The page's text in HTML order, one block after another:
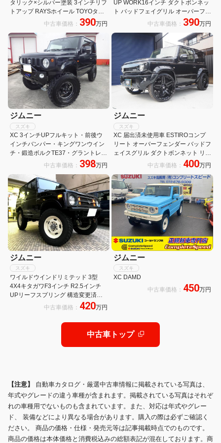
タリック×シルバー塗装 3インチリフ
トアップ RAYSホイール TOYOタイ
ヤ ダムドエアロ リングヘッドライト
9型フルセグナビ
中古車価格： 390万円
UP WORK16インチ ダクトボンネッ
ト バッドフェイグリル オーバーフェ
ンダー リアウイング サイドステップ
カバー
中古車価格： 390万円
ジムニー
スズキ
XC 3インチUPフルキット・前後ウ
インチバンパー・キングワンウイン
チ・鍛造ボルクTE37・グラントレッ
クMT750・50パイワンオフマフラー
アSDナビ&TV&インナーミラー
中古車価格： 398万円
ジムニー
スズキ
XC 届出済未使用車 ESTIROコンプ
リート オーバーフェンダー バッドフ
ェイスグリル ダクトボンネット リア
ウイング 22AW ローダウン 4本出し
メラ ETC
中古車価格： 400万円
ジムニー
スズキ
ワイルドウインドリミテッド 3型
4X4キタガワF3インチ R2.5インチ
UPリーフスプリング 構造変更済み
リアLSD トランスファーダウンギア
ECUオーバーホール済み
中古車価格： 420万円
ジムニー
スズキ
XC DAMD
中古車価格： 450万円
中古車トップ
【注意】 自動車カタログ・厳選中古車情報に掲載されている写真は、
年式やグレードの違う車種が含まれます。掲載されている写真はそれぞ
れの車種用でないものも含まれています。また、対応は年式やグレー
ド、 装備などにより異なる場合があります。購入の際は必ずご確認く
ださい。 商品の価格・仕様・発売元等は記事掲載時点でのものです。
商品の価格は本体価格と消費税込みの総額表記が混在しております。商